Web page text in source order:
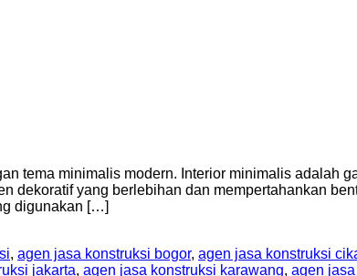
tema minimalis modern. Interior minimalis adalah
yang berlebihan dan mempertahankan
digunakan […]
, agen jasa konstruksi bogor, agen jasa konstruksi
jakarta, agen jasa konstruksi karawang, agen